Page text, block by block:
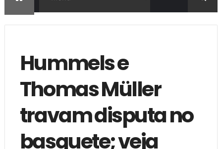
Hummels e
Thomas Müller
travam disputa no
basquete; veja